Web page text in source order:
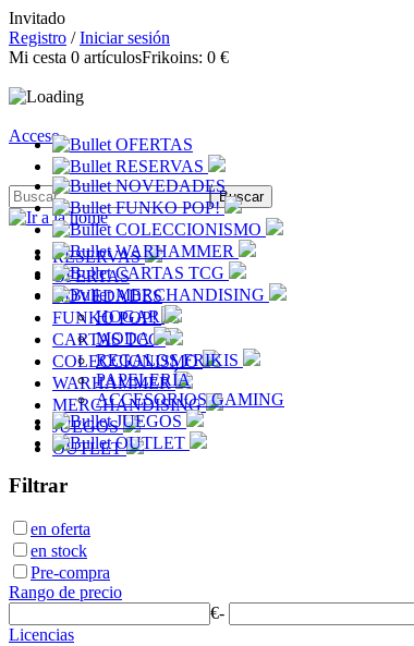
Invitado
Registro /Iniciar sesión
Mi cesta 0 artículosFrikoins: 0 €
Acceso
RESERVAS
OFERTAS
NOVEDADES
FUNKO POP!
CARTAS TCG
COLECCIONISMO
WARHAMMER
MERCHANDISING
JUEGOS
OUTLET
OFERTAS
RESERVAS
NOVEDADES
FUNKO POP!
COLECCIONISMO
WARHAMMER
CARTAS TCG
MERCHANDISING
HOGAR
MODA
REGALOS FRIKIS
PAPELERÍA
ACCESORIOS GAMING
JUEGOS
OUTLET
Filtrar
en oferta
en stock
Pre-compra
Rango de precio
€-
Licencias